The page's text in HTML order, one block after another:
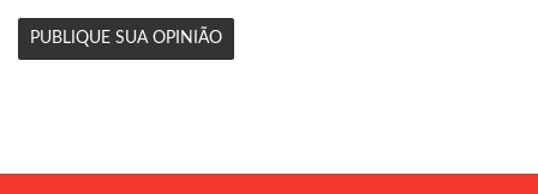
PUBLIQUE SUA OPINIÃO